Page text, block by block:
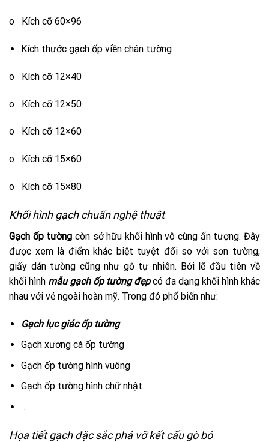
o Kích cỡ 60×96
Kích thước gạch ốp viền chân tường
o Kích cỡ 12×40
o Kích cỡ 12×50
o Kích cỡ 12×60
o Kích cỡ 15×60
o Kích cỡ 15×80
Khối hình gạch chuẩn nghệ thuật
Gạch ốp tường còn sở hữu khối hình vô cùng ấn tượng. Đây
được xem là điểm khác biệt tuyệt đối so với sơn tường,
giấy dán tường cũng như gỗ tự nhiên. Bởi lẽ đầu tiên về
khối hình mẫu gạch ốp tường đẹpcó đa dạng khối hình khác
nhau với vẻ ngoài hoàn mỹ. Trong đó phổ biến như:
Gạch lục giác ốp tường
Gạch xương cá ốp tường
Gạch ốp tường hình vuông
Gạch ốp tường hình chữ nhật
…
Họa tiết gạch đặc sắc phá vỡ kết cấu gò bó